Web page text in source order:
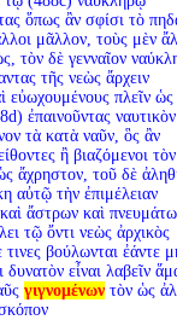
ὅπως ἂν σφίσι τὸ
μᾶλλον, τοὺς μὲν
τὸν δὲ γενναῖον
τῆς νεὼς ἄρχειν
εὐωχουμένους πλεῖν ὡς
ἐπαινοῦντας
τὰ κατὰ ναῦν, ὃς ἂν
ἢ βιαζόμενοι τὸν
ἄχρηστον, τοῦ δὲ
αὐτῷ τὴν ἐπιμέλειαν
ἄστρων καὶ
τῷ ὄντι νεὼς ἀρχικὸς
βούλωνται ἐάντε
εἶναι λαβεῖν
γιγνομένωντὸν ὡς